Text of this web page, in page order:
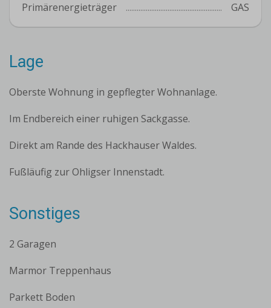
Primärenergieträger
GAS
Lage
Oberste Wohnung in gepflegter Wohnanlage.
Im Endbereich einer ruhigen Sackgasse.
Direkt am Rande des Hackhauser Waldes.
Fußläufig zur Ohligser Innenstadt.
Sonstiges
2 Garagen
Marmor Treppenhaus
Parkett Boden